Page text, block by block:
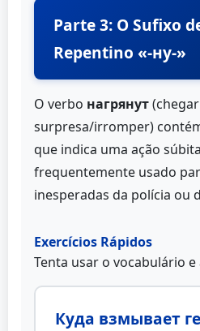
Parte 3: O Sufixo
Repentino «-ну-»
O verbo нагрянут
surpresa/irromper)
que indica uma ação
frequentemente usado
inesperadas da polícia ou
Exercícios Rápidos
Tenta usar o vocabulário
Куда взмывает